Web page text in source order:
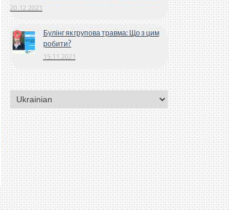
20.12.2021
Булінг як групова травма: Що з цим
робити?
15.11.2021
Вибрати
мову